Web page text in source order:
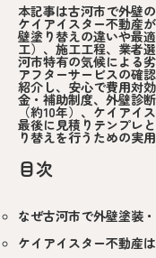
本記事は古河市で外壁
ケイアイスター不動産
壁塗り替えの違いや最
工）、施工工程、業者
河市特有の気候による
アフターサービスの確
紹介し、安心で費用対
金・補助制度、外壁診
（約10年）、ケイアイ
最後に見積りテンプレ
り替えを行うための実
目次
なぜ古河市で外壁塗装
ケイアイスター不動産